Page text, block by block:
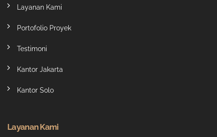
Layanan Kami
Portofolio Proyek
Testimoni
Kantor Jakarta
Kantor Solo
Layanan Kami